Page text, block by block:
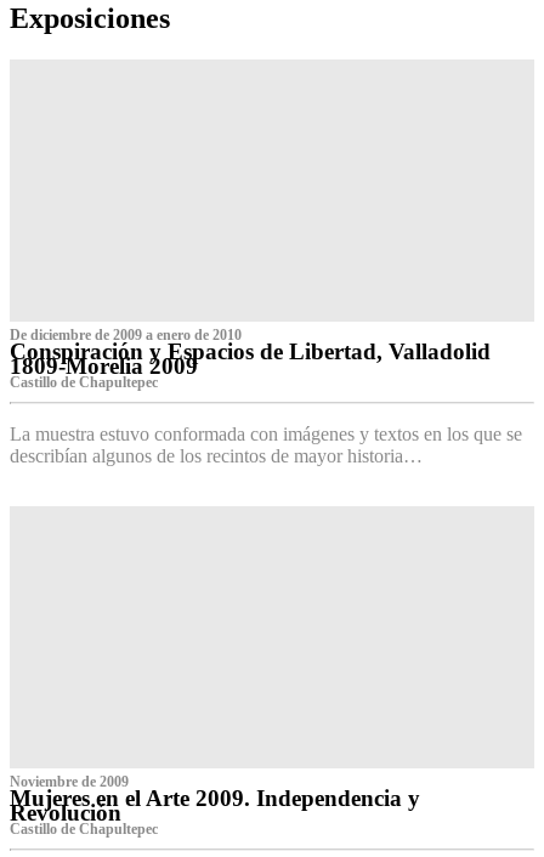
Exposiciones
De diciembre de 2009 a enero de 2010
Conspiración y Espacios de Libertad, Valladolid
1809-Morelia 2009
Castillo de Chapultepec
La muestra estuvo conformada con imágenes y textos en los que se
describían algunos de los recintos de mayor historia…
Noviembre de 2009
Mujeres en el Arte 2009. Independencia y
Revolución
Castillo de Chapultepec